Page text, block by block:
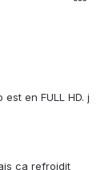
en FULL HD. j
ca refroidit